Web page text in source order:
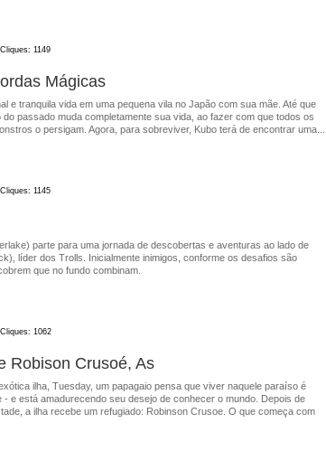
1149
Mágicas
e tranquila vida em uma pequena vila no Japão com sua mãe. Até que
passado muda completamente sua vida, ao fazer com que todos os
o persigam. Agora, para sobreviver, Kubo terá de encontrar uma...
1145
parte para uma jornada de descobertas e aventuras ao lado de
líder dos Trolls. Inicialmente inimigos, conforme os desafios são
que no fundo combinam.
1062
Robison Crusoé, As
ilha, Tuesday, um papagaio pensa que viver naquele paraíso é
- e está amadurecendo seu desejo de conhecer o mundo. Depois de
a ilha recebe um refugiado: Robinson Crusoe. O que começa com